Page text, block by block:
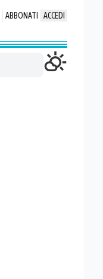
ABBONATI ACCEDI